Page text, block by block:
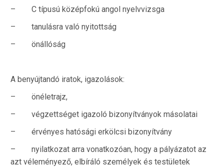
– C típusú középfokú angol nyelvvizsga
– tanulásra való nyitottság
– önállóság
A benyújtandó iratok, igazolások:
– önéletrajz,
– végzettséget igazoló bizonyítványok másolatai
– érvényes hatósági erkölcsi bizonyítvány
– nyilatkozat arra vonatkozóan, hogy a pályázatot az
azt véleményező, elbíráló személyek és testületek